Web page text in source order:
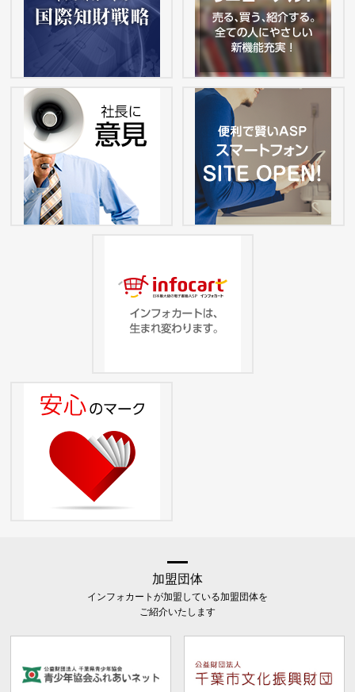
加盟団体
インフォカートが加盟している加盟団体を
ご紹介いたします